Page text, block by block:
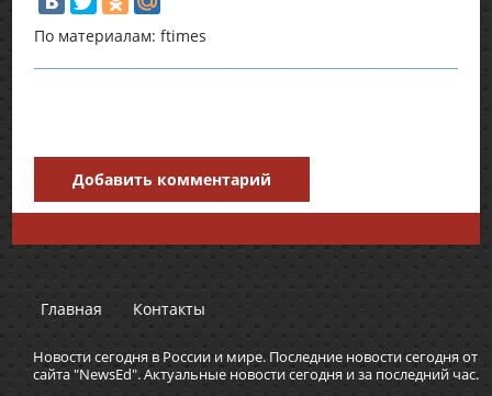
По материалам: ftimes
Добавить комментарий
Главная Контакты
Новости сегодня в России и мире. Последние новости сегодня от
сайта "NewsEd". Актуальные новости сегодня и за последний час.